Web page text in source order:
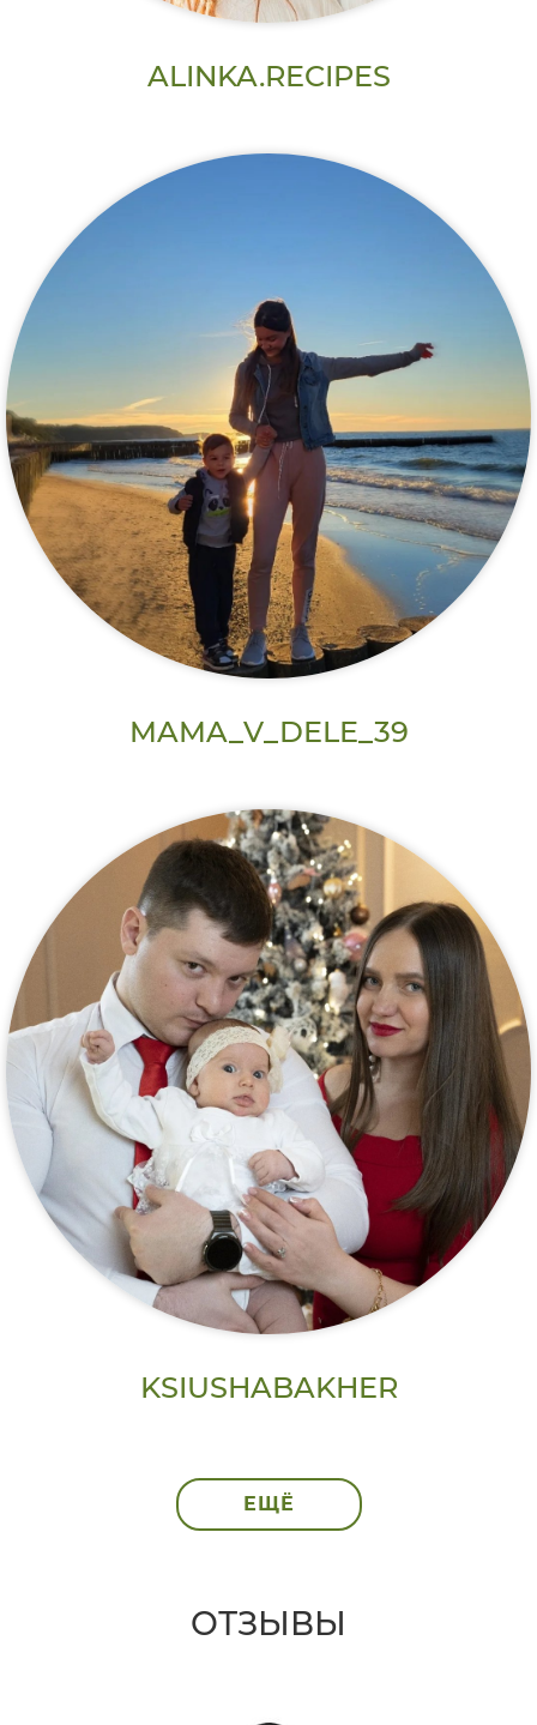
ALINKA.RECIPES
MAMA_V_DELE_39
KSIUSHABAKHER
ЕЩЁ
ОТЗЫВЫ